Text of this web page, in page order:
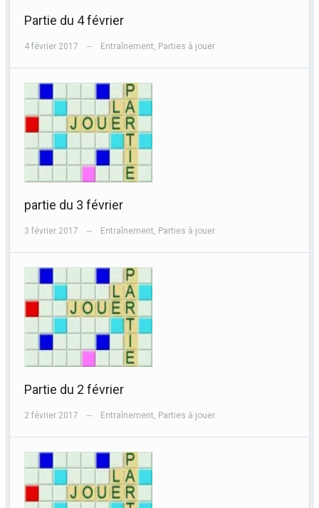
Partie du 4 février
4 février 2017 — Entraînement, Parties à jouer
partie du 3 février
3 février 2017 — Entraînement, Parties à jouer
Partie du 2 février
2 février 2017 — Entraînement, Parties à jouer